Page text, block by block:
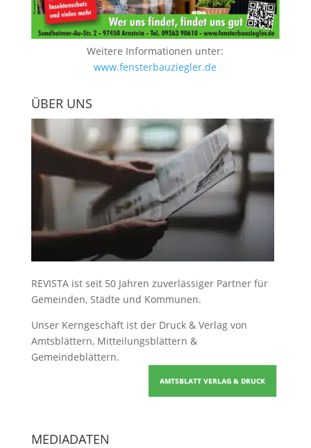
Weitere Informationen unter:
www.fensterbauziegler.de
ÜBER UNS
REVISTA ist seit 50 Jahren zuverlässiger Partner für
Gemeinden, Städte und Kommunen.
Unser Kerngeschäft ist der Druck & Verlag von
Amtsblättern, Mitteilungsblättern &
Gemeindeblättern.
AMTSBLATT VERLAG & DRUCK
MEDIADATEN